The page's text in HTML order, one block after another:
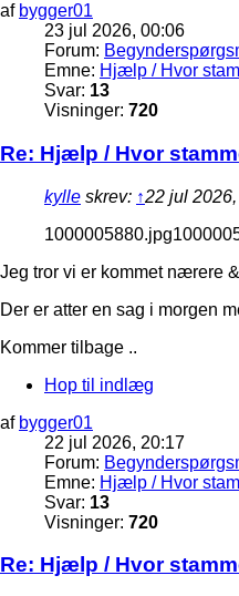
af bygger01
23 jul 2026, 00:06
Forum:
Emne: Hjælp / Hvor
Svar: 13
Visninger: 720
Re: Hjælp / Hvor
kylle skrev: ↑22 jul
Jeg tror vi er kommet nærere
Der er atter en sag i morgen
Kommer tilbage ..
Hop til indlæg
af bygger01
22 jul 2026, 20:17
Forum:
Emne: Hjælp / Hvor
Svar: 13
Visninger: 720
Re: Hjælp / Hvor